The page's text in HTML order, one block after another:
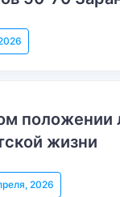
жизни
2026